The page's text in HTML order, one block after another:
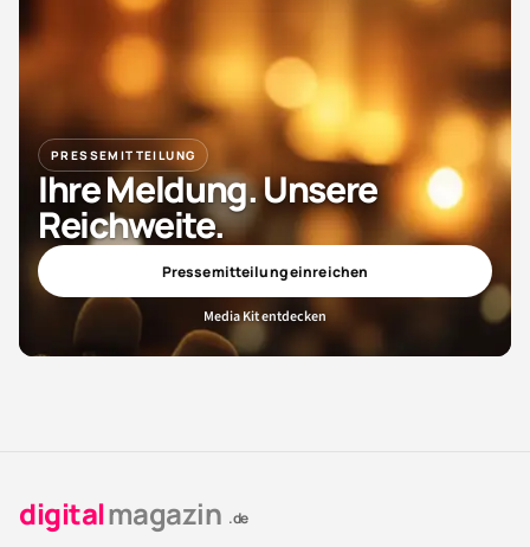
PRESSEMITTEILUNG
Ihre Meldung. Unsere
Reichweite.
Pressemitteilung einreichen
Media Kit entdecken
digitalmagazin .de